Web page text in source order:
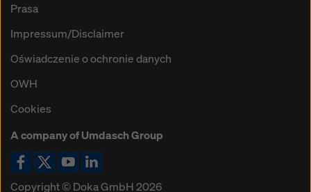
Prasa
Impressum/Disclaimer
Oświadczenie o ochronie danych
OWH
Cookies
A company of Umdasch Group
Ikona Facebook
Ikona XIkona YouTube
Ikona LinkedIn
Copyright © Doka GmbH 2026